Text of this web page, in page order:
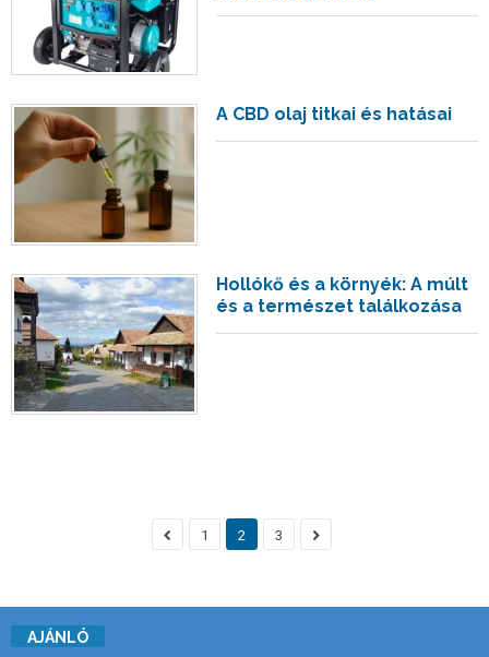
A CBD olaj titkai és hatásai
Hollókő és a környék: A múlt
és a természet találkozása
1 2 3
AJÁNLÓ